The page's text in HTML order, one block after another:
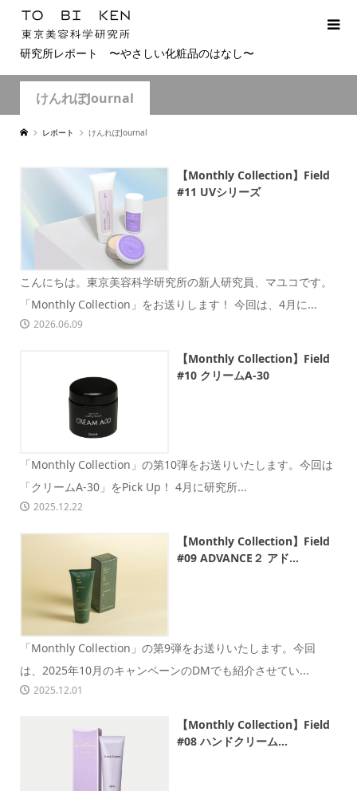
研究所レポート 〜やさしい化粧品のはなし〜
けんれぽJournal
レポート けんれぽJournal
【Monthly Collection】Field
#11 UVシリーズ
こんにちは。東京美容科学研究所の新人研究員、マユコです。
「Monthly Collection」をお送りします！ 今回は、4月に...
2026.06.09
【Monthly Collection】Field
#10 クリームA-30
「Monthly Collection」の第10弾をお送りいたします。今回は
「クリームA-30」をPick Up！ 4月に研究所...
2025.12.22
【Monthly Collection】Field
#09 ADVANCE２ アド...
「Monthly Collection」の第9弾をお送りいたします。今回
は、2025年10月のキャンペーンのDMでも紹介させてい...
2025.12.01
【Monthly Collection】Field
#08 ハンドクリーム...